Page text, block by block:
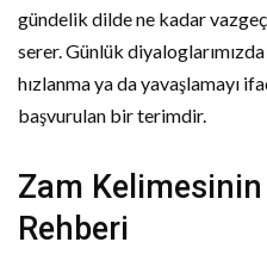
gündelik dilde ne kadar
serer. Günlük
hızlanma ya da yavaşlamayı
başvurulan bir terimdir.
Zam
Rehberi